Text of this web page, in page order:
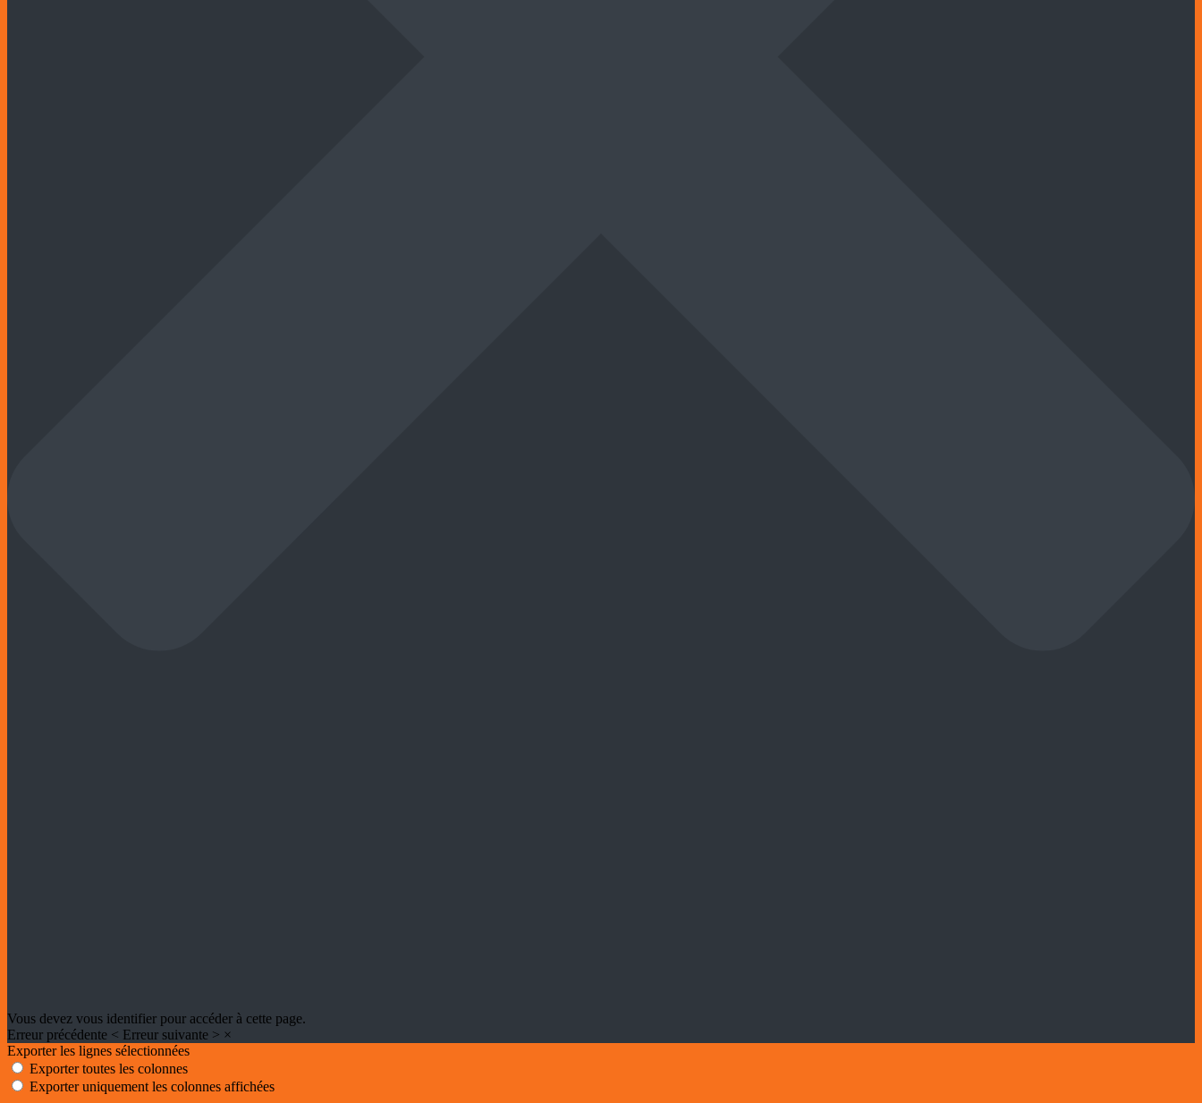
Vous devez vous identifier pour accéder à cette page.
Erreur précédente < Erreur suivante > ×
Exporter les lignes sélectionnées
Exporter toutes les colonnes
Exporter uniquement les colonnes affichées